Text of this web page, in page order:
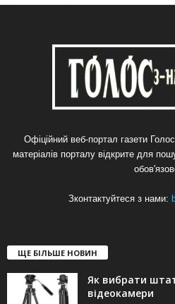
Офіційний веб-портал газети
матеріалів порталу відкрите для
Зконтактуйтеся з нами:
ЩЕ БІЛЬШЕ НОВИН
Як вибрати
відеокамери